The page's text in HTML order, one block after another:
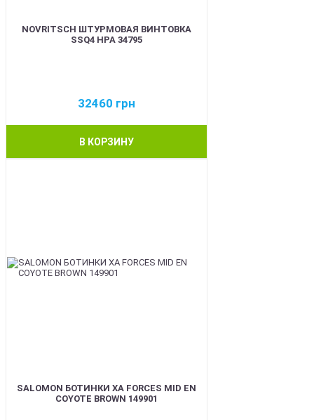
NOVRITSCH ШТУРМОВАЯ ВИНТОВКА
SSQ4 HPA 34795
32460 грн
В КОРЗИНУ
SALOMON БОТИНКИ XA FORCES MID EN
COYOTE BROWN 149901